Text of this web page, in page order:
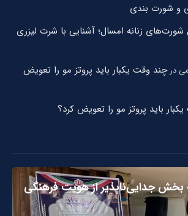
و شورت بندی
زنانه امسال؛ آشنایی با شرت لیزری
درچند وقت یکبار باید پروتز مو را تعویض
باید پروتز مو را تعویض کرد؟
جدایی‌ناپذیر از هویت فرهنگی